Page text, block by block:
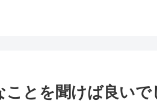
とを聞けば良いで